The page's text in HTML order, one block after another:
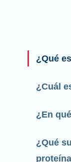
¿Qué
¿Cuál
¿En
¿Qué